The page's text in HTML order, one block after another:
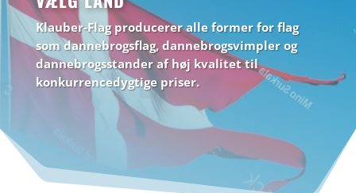
Klauber-Flag producerer alle former for flag
som dannebrogsflag, dannebrogsvimpler og
dannebrogsstander af høj kvalitet til
konkurrencedygtige priser.